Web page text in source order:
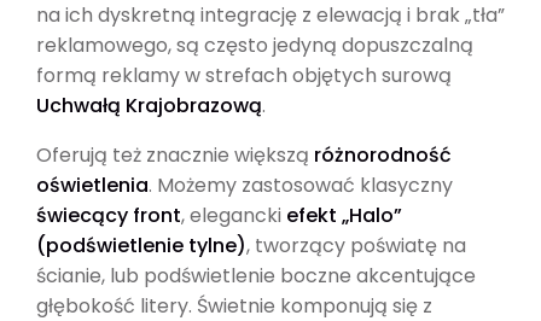
na ich dyskretną integrację z elewacją i brak „tła”
reklamowego, są często jedyną dopuszczalną
formą reklamy w strefach objętych surową
Uchwałą Krajobrazową.
Oferują też znacznie większą różnorodność
oświetlenia. Możemy zastosować klasyczny
świecący front, elegancki efekt „Halo”
(podświetlenie tylne), tworzący poświatę na
ścianie, lub podświetlenie boczne akcentujące
głębokość litery. Świetnie komponują się z